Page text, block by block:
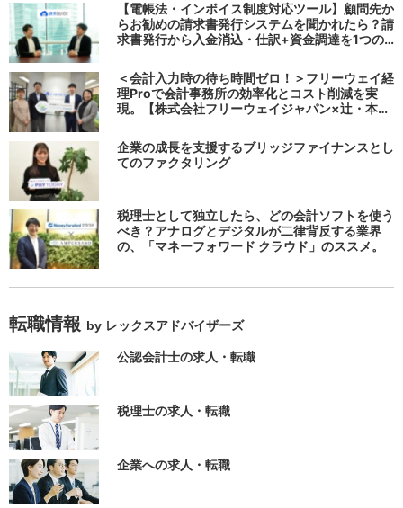
【電帳法・インボイス制度対応ツール】顧問先か
らお勧めの請求書発行システムを聞かれたら？請
求書発行から入金消込・仕訳+資金調達を1つの
＜会計入力時の待ち時間ゼロ！＞フリーウェイ経
理Proで会計事務所の効率化とコスト削減を実
現。【株式会社フリーウェイジャパン×辻・本郷
企業の成長を支援するブリッジファイナンスとし
てのファクタリング
税理士として独立したら、どの会計ソフトを使う
べき？アナログとデジタルが二律背反する業界
の、「マネーフォワード クラウド」のススメ。
転職情報 by レックスアドバイザーズ
公認会計士の求人・転職
税理士の求人・転職
企業への求人・転職